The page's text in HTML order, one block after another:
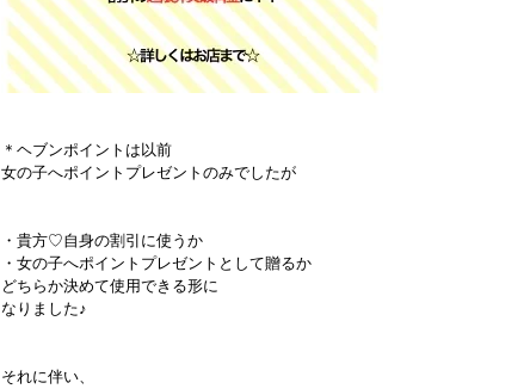
＊ヘブンポイントは以前
女の子へポイントプレゼントのみでしたが
・貴方♡自身の割引に使うか
・女の子へポイントプレゼントとして贈るか
どちらか決めて使用できる形に
なりました♪
それに伴い、